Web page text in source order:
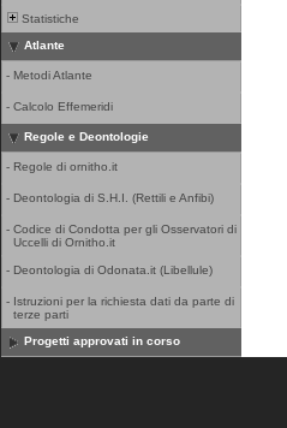
Statistiche
Atlante
- Metodi Atlante
- Calcolo Effemeridi
Regole e Deontologie
- Regole di ornitho.it
- Deontologia di S.H.I. (Rettili e Anfibi)
- Codice di Condotta per gli Osservatori di
Uccelli di Ornitho.it
- Deontologia di Odonata.it (Libellule)
- Istruzioni per la richiesta dati da parte di
terze parti
Progetti approvati in corso